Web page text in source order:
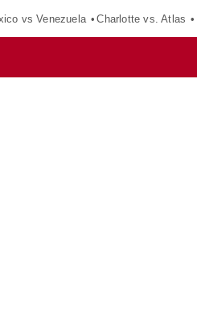
vs Venezuela Charlotte vs. Atlas